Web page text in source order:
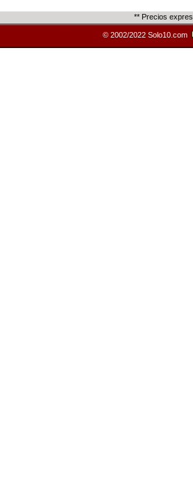
** Precios
© 2002/2022 Solo10.com